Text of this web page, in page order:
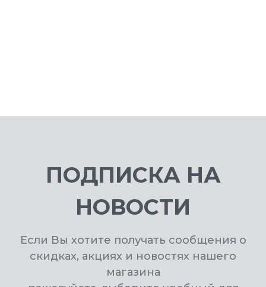
ПОДПИСКА НА
НОВОСТИ
Если Вы хотите получать сообщения о
скидках, акциях и новостях нашего
магазина